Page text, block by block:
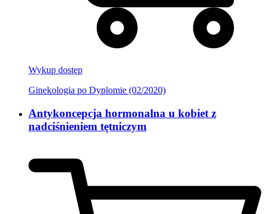
Wykup dostęp
Ginekologia po Dyplomie (02/2020)
Antykoncepcja hormonalna u kobiet z
nadciśnieniem tętniczym